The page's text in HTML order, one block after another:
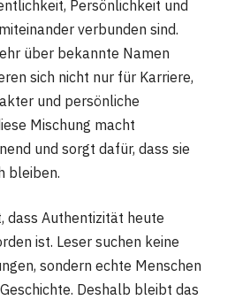
Persönlichkeit und
verbunden sind.
über bekannte Namen
sich nicht nur für Karriere,
und persönliche
Mischung macht
und sorgt dafür, dass sie
bleiben.
dass Authentizität heute
ist. Leser suchen keine
sondern echte Menschen
Deshalb bleibt das